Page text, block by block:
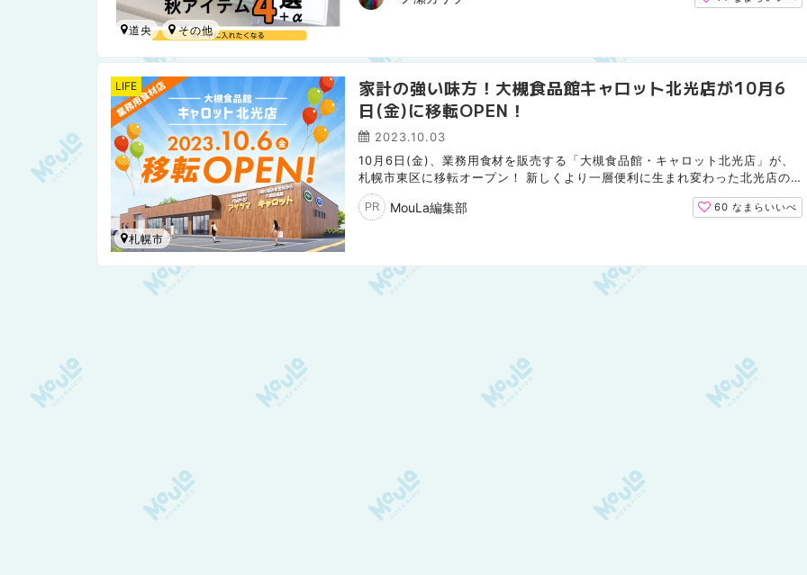
道央
家計の強い味方！大槻食品館キャロット北光店が10月6
日(金)に移転OPEN！
2023.10.03
10月6日(金)、業務用食材を販売する「大槻食品館・キャロット北光店」が、
札幌市東区に移転オープン！ 新しくより一層便利に生まれ変わった北光店の
特大セール情報と、ここだけのお得なクーポンをお届けします。 ...
PR MouLa編集部 60なまらいいべ
LIFE
札幌市